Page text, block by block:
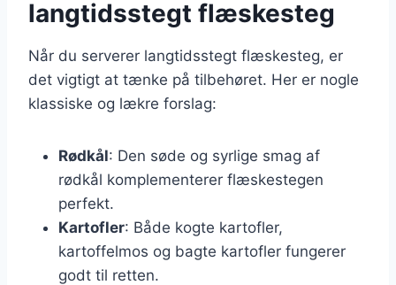
langtidsstegt flæskesteg
Når du serverer langtidsstegt flæskesteg, er
det vigtigt at tænke på tilbehøret. Her er nogle
klassiske og lækre forslag:
Rødkål: Den søde og syrlige smag af
rødkål komplementerer flæskestegen
perfekt.
Kartofler: Både kogte kartofler,
kartoffelmos og bagte kartofler fungerer
godt til retten.